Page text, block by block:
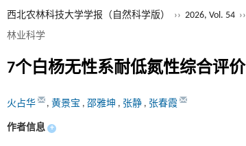
西北农林科技大学学报（自然科学版） ›› 2026, Vol. 54 ››
林业科学
7个白杨无性系耐低氮性综合评价
火占华 , 黄景宝 , 邵雅坤 , 张静 , 张春霞
作者信息 +